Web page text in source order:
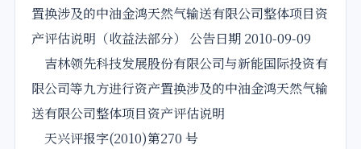
置换涉及的中油金鸿天然气输送有限公司整体项目资
产评估说明（收益法部分） 公告日期 2010-09-09
吉林领先科技发展股份有限公司与新能国际投资有
限公司等九方进行资产置换涉及的中油金鸿天然气输
送有限公司整体项目资产评估说明
天兴评报字(2010)第270 号